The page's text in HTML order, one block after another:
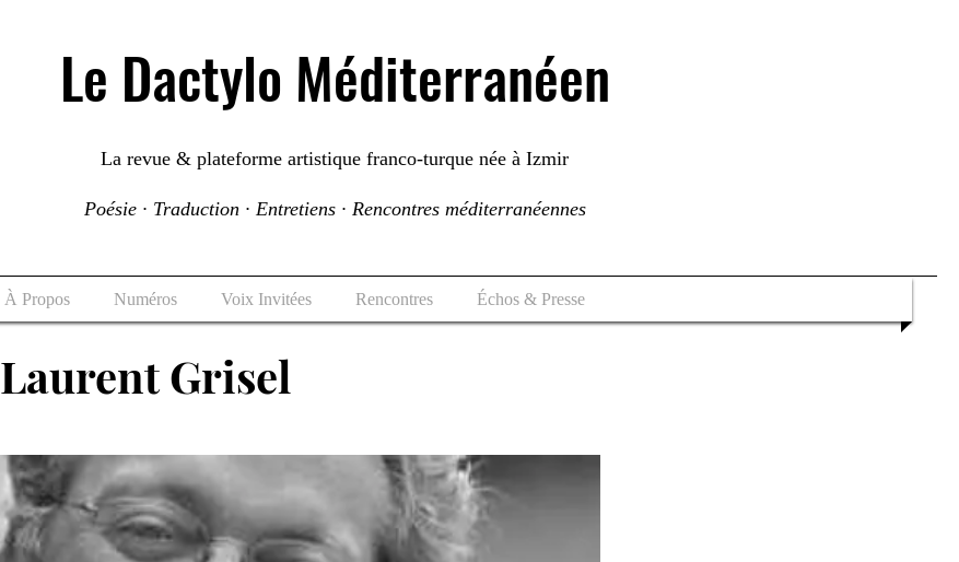
Le Dactylo Méditerranéen
La revue & plateforme artistique franco-turque née à Izmir
Poésie · Traduction · Entretiens · Rencontres méditerranéennes
À Propos Numéros Voix Invitées Rencontres Échos & Presse
Laurent Grisel